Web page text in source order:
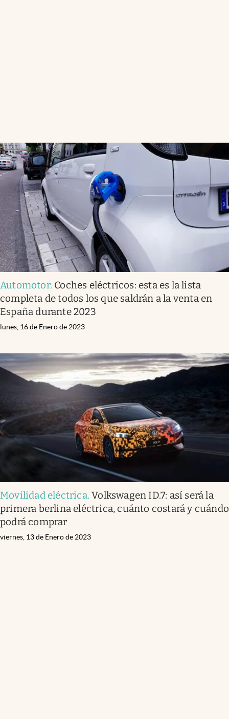
Automotor. Coches eléctricos: esta es la lista
completa de todos los que saldrán a la venta en
España durante 2023
lunes, 16 de Enero de 2023
Movilidad eléctrica.Volkswagen ID.7: así será la
primera berlina eléctrica, cuánto costará y cuándo
podrá comprar
viernes, 13 de Enero de 2023